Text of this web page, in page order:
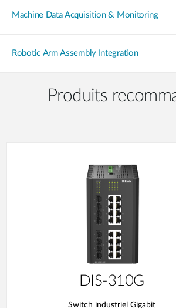
Machine Data Acquisition & Monitoring
Robotic Arm Assembly Integration
Produits
DIS-310G
Switch industriel Gigabit